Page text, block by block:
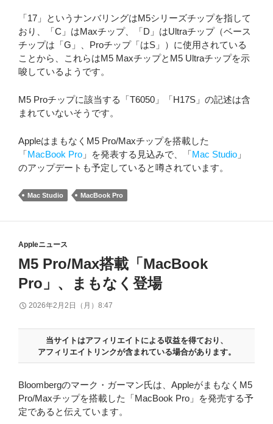
「17」というナンバリングはM5シリーズチップを指して
おり、「C」はMaxチップ、「D」はUltraチップ（ベース
チップは「G」、Proチップ「はS」）に使用されている
ことから、これらはM5 MaxチップとM5 Ultraチップを示
唆しているようです。
M5 Proチップに該当する「T6050」「H17S」の記述は含
まれていないそうです。
AppleはまもなくM5 Pro/Maxチップを搭載した
「MacBook Pro 」を発表する見込みで、「Mac Studio 」
のアップデートも予定していると噂されています。
Mac Studio MacBook Pro
Appleニュース
M5 Pro/Max搭載「MacBook
Pro」、まもなく登場
2026年2月2日（月）8:47
当サイトはアフィリエイトによる収益を得ており、
アフィリエイトリンクが含まれている場合があります。
Bloombergのマーク・ガーマン氏は、AppleがまもなくM5
Pro/Maxチップを搭載した「MacBook Pro」を発売する予
定であると伝えています。